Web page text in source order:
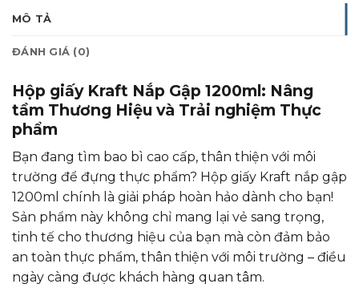
MÔ TẢ
ĐÁNH GIÁ (0)
Hộp giấy Kraft Nắp Gập 1200ml: Nâng
tầm Thương Hiệu và Trải nghiệm Thực
phẩm
Bạn đang tìm bao bì cao cấp, thân thiện với môi
trường để đựng thực phẩm? Hộp giấy Kraft nắp gập
1200ml chính là giải pháp hoàn hảo dành cho bạn!
Sản phẩm này không chỉ mang lại vẻ sang trọng,
tinh tế cho thương hiệu của bạn mà còn đảm bảo
an toàn thực phẩm, thân thiện với môi trường – điều
ngày càng được khách hàng quan tâm.